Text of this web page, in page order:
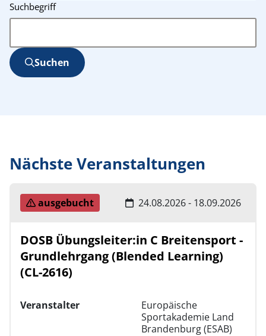
Suchbegriff
Suchen
Nächste Veranstaltungen
ausgebucht 24.08.2026 - 18.09.2026
DOSB Übungsleiter:in C Breitensport -
Grundlehrgang (Blended Learning)
(CL-2616)
Veranstalter
Europäische
Sportakademie Land
Brandenburg (ESAB)